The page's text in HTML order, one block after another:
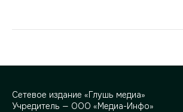
Сетевое издание «Глушь медиа»
Учредитель — ООО «Медиа-Инфо»